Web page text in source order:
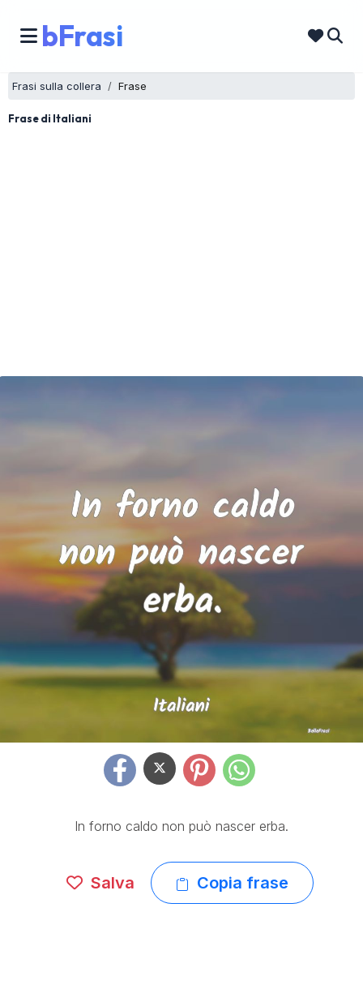
bFrasi
Frasi sulla collera Frase
Frase di Italiani
In forno caldo non può nascer erba.
Salva Copia frase